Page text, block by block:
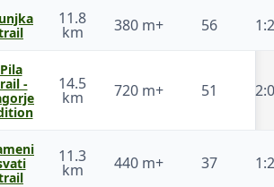
11.8
km 380 m+ 56
Pila
-
14.5
km 720 m+ 51
11.3
km 440 m+ 37